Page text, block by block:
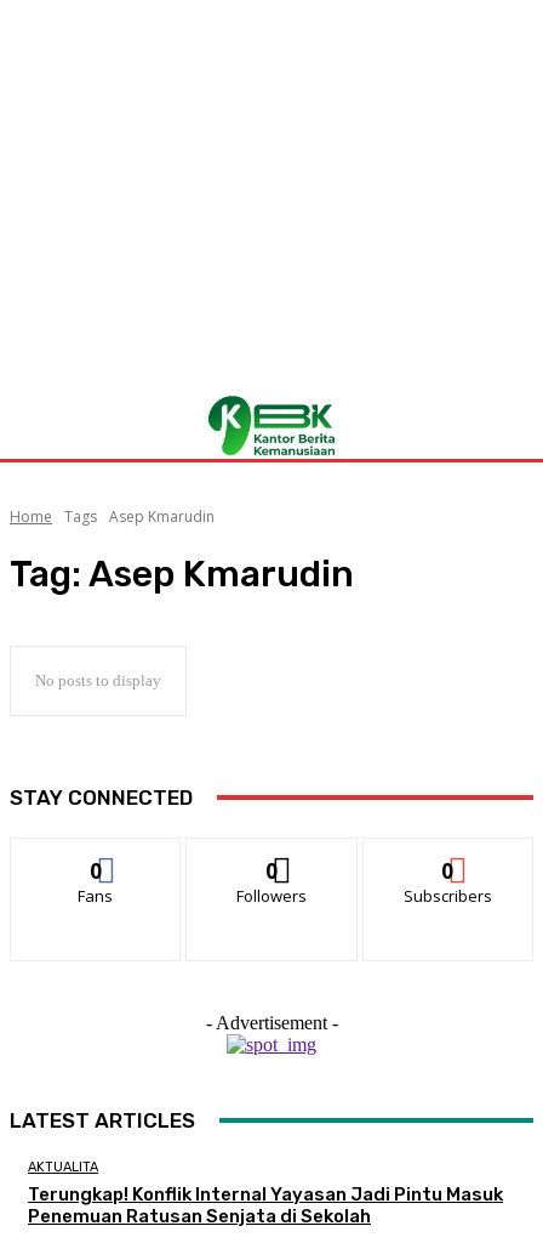
Home Tags Asep Kmarudin
Tag: Asep Kmarudin
No posts to display
STAY CONNECTED
0
Fans
0
Followers
0
Subscribers
- Advertisement -
LATEST ARTICLES
AKTUALITA
Terungkap! Konflik Internal Yayasan Jadi Pintu Masuk
Penemuan Ratusan Senjata di Sekolah